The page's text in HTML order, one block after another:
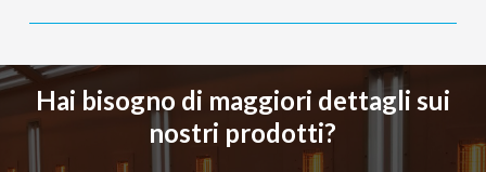
Hai bisogno di maggiori dettagli sui
nostri prodotti?